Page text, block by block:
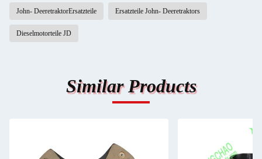
John- DeeretraktorErsatzteile Ersatzteile John- Deeretraktors
Dieselmotorteile JD
Similar Products